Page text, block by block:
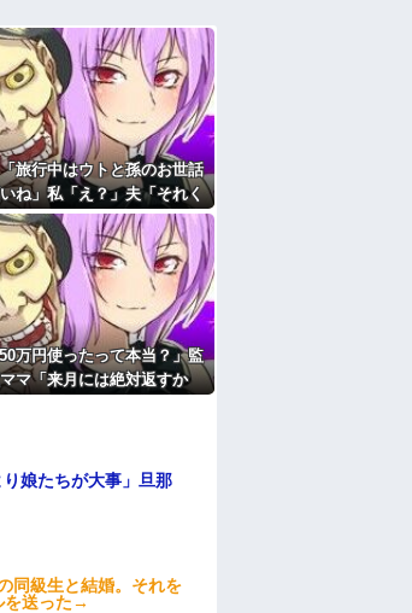
っぱいメイン、汁物、ご
したらその家の親が来て
てことを大きくするとか
頃、旦那とうまくいって
面で驚愕のタメ口連発
結婚したら仕事辞める予
な画像」貼っていけｗｗ
…
旅行中はウトと孫のお世話
ね」私「え？」夫「それく
ってやれよ」→まさかの丸
投げに困惑して…
万円使ったって本当？」監
マ「来月には絶対返すか
娘たちが大事」旦那
同級生と結婚。それを
を送った→